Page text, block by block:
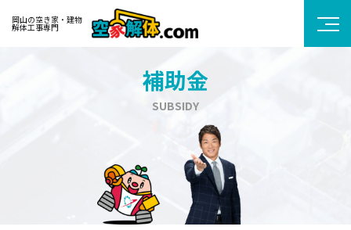
岡山の空き家・建物
解体工事専門
補助金
SUBSIDY